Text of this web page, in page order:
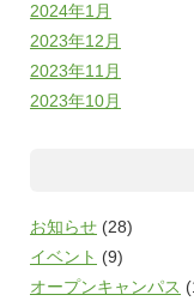
2024年1月
2023年12月
2023年11月
2023年10月
お知らせ (28)
イベント (9)
オープンキャンパス